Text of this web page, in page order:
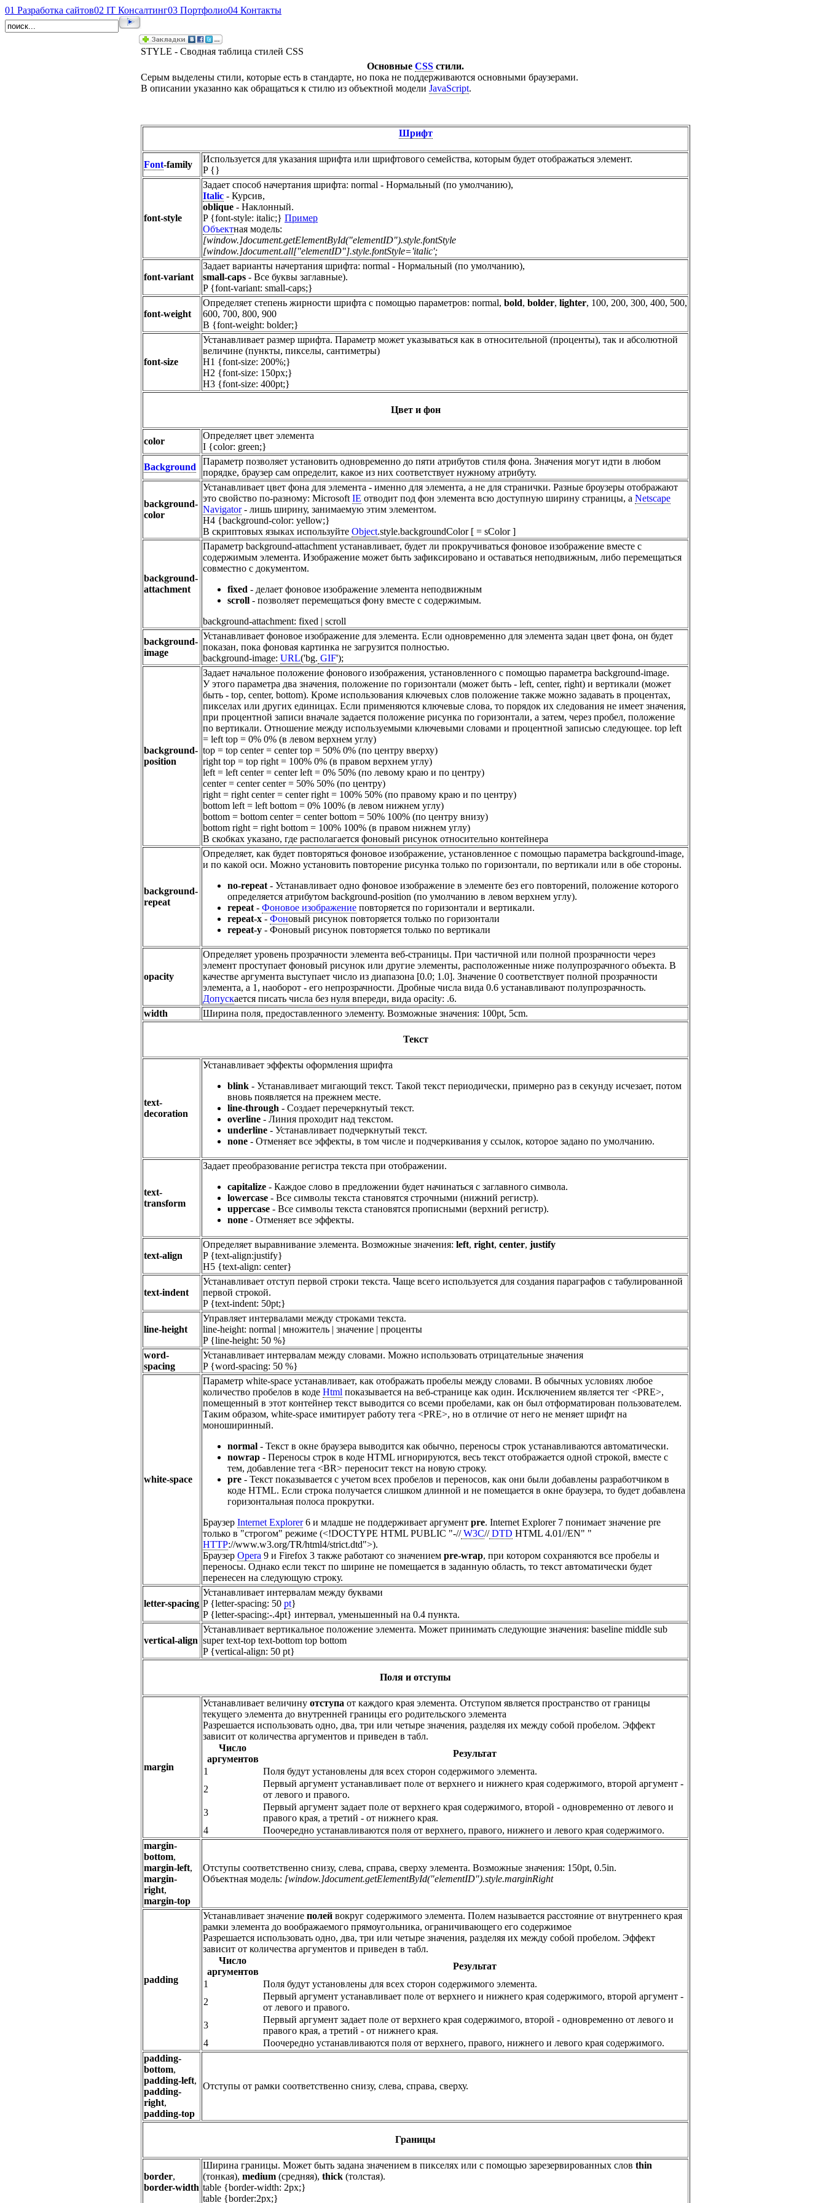
01 Разработка сайтов02 IT Консалтинг03 Портфолио04 Контакты
STYLE - Сводная таблица стилей CSS
Основные CSS стили.
Серым выделены стили, которые есть в стандарте, но пока не поддерживаются основными браузерами.
В описании указанно как обращаться к стилю из объектной модели JavaScript.
Шрифт
Font-family
Используется для указания шрифта или шрифтового семейства, которым будет отображаться элемент.
P {}
font-style
Задает способ начертания шрифта: normal - Нормальный (по умолчанию),
Italic - Курсив,
oblique - Наклонный.
P {font-style: italic;} Пример
Объектная модель:
[window.]document.getElementById("elementID").style.fontStyle
[window.]document.all["elementID"].style.fontStyle='italic';
font-variant
Задает варианты начертания шрифта: normal - Нормальный (по умолчанию),
small-caps - Все буквы заглавные).
P {font-variant: small-caps;}
font-weight
Определяет степень жирности шрифта с помощью параметров: normal, bold, bolder, lighter, 100, 200, 300, 400, 500,
600, 700, 800, 900
B {font-weight: bolder;}
font-size
Устанавливает размер шрифта. Параметр может указываться как в относительной (проценты), так и абсолютной
величине (пункты, пикселы, сантиметры)
H1 {font-size: 200%;}
H2 {font-size: 150px;}
H3 {font-size: 400pt;}
Цвет и фон
color
Определяет цвет элемента
I {color: green;}
Background
Параметр позволяет установить одновременно до пяти атрибутов стиля фона. Значения могут идти в любом
порядке, браузер сам определит, какое из них соответствует нужному атрибуту.
background-
color
Устанавливает цвет фона для элемента - именно для элемента, а не для странички. Разные броузеры отображают
это свойство по-разному: Microsoft IE отводит под фон элемента всю доступную ширину страницы, а Netscape
Navigator- лишь ширину, занимаемую этим элементом.
H4 {background-color: yellow;}
В скриптовых языках используйте Object.style.backgroundColor [ = sColor ]
background-
attachment
Параметр background-attachment устанавливает, будет ли прокручиваться фоновое изображение вместе с
содержимым элемента. Изображение может быть зафиксировано и оставаться неподвижным, либо перемещаться
совместно с документом.
fixed - делает фоновое изображение элемента неподвижным
scroll - позволяет перемещаться фону вместе с содержимым.
background-attachment: fixed | scroll
background-
image
Устанавливает фоновое изображение для элемента. Если одновременно для элемента задан цвет фона, он будет
показан, пока фоновая картинка не загрузится полностью.
background-image: URL('bg. GIF');
background-
position
Задает начальное положение фонового изображения, установленного с помощью параметра background-image.
У этого параметра два значения, положение по горизонтали (может быть - left, center, right) и вертикали (может
быть - top, center, bottom). Кроме использования ключевых слов положение также можно задавать в процентах,
пикселах или других единицах. Если применяются ключевые слова, то порядок их следования не имеет значения,
при процентной записи вначале задается положение рисунка по горизонтали, а затем, через пробел, положение
по вертикали. Отношение между используемыми ключевыми словами и процентной записью следующее. top left
= left top = 0% 0% (в левом верхнем углу)
top = top center = center top = 50% 0% (по центру вверху)
right top = top right = 100% 0% (в правом верхнем углу)
left = left center = center left = 0% 50% (по левому краю и по центру)
center = center center = 50% 50% (по центру)
right = right center = center right = 100% 50% (по правому краю и по центру)
bottom left = left bottom = 0% 100% (в левом нижнем углу)
bottom = bottom center = center bottom = 50% 100% (по центру внизу)
bottom right = right bottom = 100% 100% (в правом нижнем углу)
В скобках указано, где располагается фоновый рисунок относительно контейнера
background-
repeat
Определяет, как будет повторяться фоновое изображение, установленное с помощью параметра background-image,
и по какой оси. Можно установить повторение рисунка только по горизонтали, по вертикали или в обе стороны.
no-repeat - Устанавливает одно фоновое изображение в элементе без его повторений, положение которого
определяется атрибутом background-position (по умолчанию в левом верхнем углу).
repeat - Фоновое изображение повторяется по горизонтали и вертикали.
repeat-x - Фоновый рисунок повторяется только по горизонтали
repeat-y - Фоновый рисунок повторяется только по вертикали
opacity
Определяет уровень прозрачности элемента веб-страницы. При частичной или полной прозрачности через
элемент проступает фоновый рисунок или другие элементы, расположенные ниже полупрозрачного объекта. В
качестве аргумента выступает число из диапазона [0.0; 1.0]. Значение 0 соответствует полной прозрачности
элемента, а 1, наоборот - его непрозрачности. Дробные числа вида 0.6 устанавливают полупрозрачность.
Допускается писать числа без нуля впереди, вида opacity: .6.
width
Ширина поля, предоставленного элементу. Возможные значения: 100pt, 5cm.
Текст
text-
decoration
Устанавливает эффекты оформления шрифта
blink - Устанавливает мигающий текст. Такой текст периодически, примерно раз в секунду исчезает, потом
вновь появляется на прежнем месте.
line-through - Создает перечеркнутый текст.
overline - Линия проходит над текстом.
underline - Устанавливает подчеркнутый текст.
none - Отменяет все эффекты, в том числе и подчеркивания у ссылок, которое задано по умолчанию.
text-
transform
Задает преобразование регистра текста при отображении.
capitalize - Каждое слово в предложении будет начинаться с заглавного символа.
lowercase - Все символы текста становятся строчными (нижний регистр).
uppercase - Все символы текста становятся прописными (верхний регистр).
none - Отменяет все эффекты.
text-align
Определяет выравнивание элемента. Возможные значения: left, right, center, justify
P {text-align:justify}
H5 {text-align: center}
text-indent
Устанавливает отступ первой строки текста. Чаще всего используется для создания параграфов с табулированной
первой строкой.
P {text-indent: 50pt;}
line-height
Управляет интервалами между строками текста.
line-height: normal | множитель | значение | проценты
P {line-height: 50 %}
word-
spacing
Устанавливает интервалам между словами. Можно использовать отрицательные значения
P {word-spacing: 50 %}
white-space
Параметр white-space устанавливает, как отображать пробелы между словами. В обычных условиях любое
количество пробелов в коде Html показывается на веб-странице как один. Исключением является тег <PRE>,
помещенный в этот контейнер текст выводится со всеми пробелами, как он был отформатирован пользователем.
Таким образом, white-space имитирует работу тега <PRE>, но в отличие от него не меняет шрифт на
моноширинный.
normal - Текст в окне браузера выводится как обычно, переносы строк устанавливаются автоматически.
nowrap - Переносы строк в коде HTML игнорируются, весь текст отображается одной строкой, вместе с
тем, добавление тега <BR> переносит текст на новую строку.
pre - Текст показывается с учетом всех пробелов и переносов, как они были добавлены разработчиком в
коде HTML. Если строка получается слишком длинной и не помещается в окне браузера, то будет добавлена
горизонтальная полоса прокрутки.
Браузер Internet Explorer6 и младше не поддерживает аргумент pre. Internet Explorer 7 понимает значение pre
только в "строгом" режиме (<!DOCTYPE HTML PUBLIC "-//W3C//DTD HTML 4.01//EN" "
HTTP://www.w3.org/TR/html4/strict.dtd">).
Браузер Opera 9 и Firefox 3 также работают со значением pre-wrap, при котором сохраняются все пробелы и
переносы. Однако если текст по ширине не помещается в заданную область, то текст автоматически будет
перенесен на следующую строку.
letter-spacing
Устанавливает интервалам между буквами
P {letter-spacing: 50 pt}
P {letter-spacing:-.4pt} интервал, уменьшенный на 0.4 пункта.
vertical-align
Устанавливает вертикальное положение элемента. Может принимать следующие значения: baseline middle sub
super text-top text-bottom top bottom
P {vertical-align: 50 pt}
Поля и отступы
margin
Устанавливает величину отступа от каждого края элемента. Отступом является пространство от границы
текущего элемента до внутренней границы его родительского элемента
Разрешается использовать одно, два, три или четыре значения, разделяя их между собой пробелом. Эффект
зависит от количества аргументов и приведен в табл.
Число
аргументов
Результат
1
Поля будут установлены для всех сторон содержимого элемента.
2
Первый аргумент устанавливает поле от верхнего и нижнего края содержимого, второй аргумент -
от левого и правого.
3
Первый аргумент задает поле от верхнего края содержимого, второй - одновременно от левого и
правого края, а третий - от нижнего края.
4
Поочередно устанавливаются поля от верхнего, правого, нижнего и левого края содержимого.
margin-
bottom,
margin-left,
margin-
right,
margin-top
Отступы соответственно снизу, слева, справа, сверху элемента. Возможные значения: 150pt, 0.5in.
Объектная модель: [window.]document.getElementById("elementID").style.marginRight
padding
Устанавливает значение полей вокруг содержимого элемента. Полем называется расстояние от внутреннего края
рамки элемента до воображаемого прямоугольника, ограничивающего его содержимое
Разрешается использовать одно, два, три или четыре значения, разделяя их между собой пробелом. Эффект
зависит от количества аргументов и приведен в табл.
Число
аргументов
Результат
1
Поля будут установлены для всех сторон содержимого элемента.
2
Первый аргумент устанавливает поле от верхнего и нижнего края содержимого, второй аргумент -
от левого и правого.
3
Первый аргумент задает поле от верхнего края содержимого, второй - одновременно от левого и
правого края, а третий - от нижнего края.
4
Поочередно устанавливаются поля от верхнего, правого, нижнего и левого края содержимого.
padding-
bottom,
padding-left,
padding-
right,
padding-top
Отступы от рамки соответственно снизу, слева, справа, сверху.
Границы
border,
border-width
Ширина границы. Может быть задана значением в пикселях или с помощью зарезервированных слов thin
(тонкая), medium (средняя), thick (толстая).
table {border-width: 2px;}
table {border:2px;}